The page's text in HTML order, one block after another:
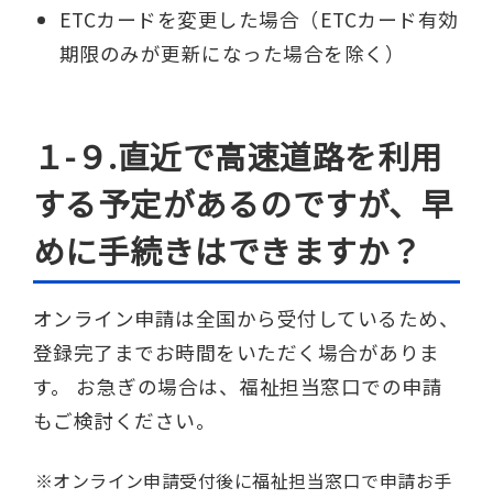
ETCカードを変更した場合（ETCカード有効
期限のみが更新になった場合を除く）
１-９.直近で高速道路を利用
する予定があるのですが、早
めに手続きはできますか？
オンライン申請は全国から受付しているため、
登録完了までお時間をいただく場合がありま
す。 お急ぎの場合は、福祉担当窓口での申請
もご検討ください。
オンライン申請受付後に福祉担当窓口で申請お手